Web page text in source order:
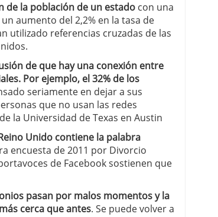
de la población de un estado con una
aumento del 2,2% en la tasa de
utilizado referencias cruzadas de las
de que hay una conexión entre
Por ejemplo, el 32% de los
seriamente en dejar a sus
que no usan las redes
la Universidad de Texas en Austin
Unido contiene la palabra
encuesta de 2011 por Divorcio
de Facebook sostienen que
pasan por malos momentos y la
cerca que antes. Se puede volver a